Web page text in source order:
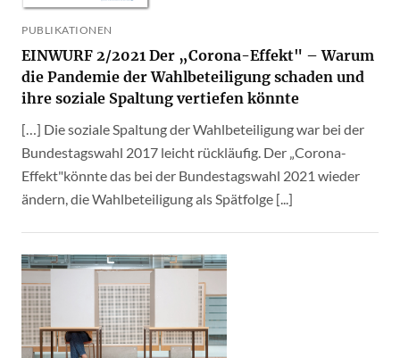
PUBLIKATIONEN
EINWURF 2/2021 Der „Corona-Effekt" – Warum
die Pandemie der Wahlbeteiligung schaden und
ihre soziale Spaltung vertiefen könnte
[…] Die soziale Spaltung der Wahlbeteiligung war bei der
Bundestagswahl 2017 leicht rückläufig. Der „Corona-
Effekt"könnte das bei der Bundestagswahl 2021 wieder
ändern, die Wahlbeteiligung als Spätfolge [...]